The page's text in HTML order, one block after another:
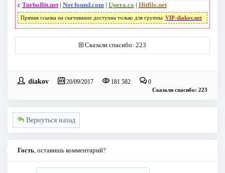
с TurboBit.net| Not found.com | Upera.co | Hitfile.net
Прямая ссылка на скачивание доступна только для группы: VIP-diakov.net
Сказали спасибо: 223
diakov 20/09/2017 181 582 0
Сказали спасибо: 223
Вернуться назад
Гость, оставишь комментарий?